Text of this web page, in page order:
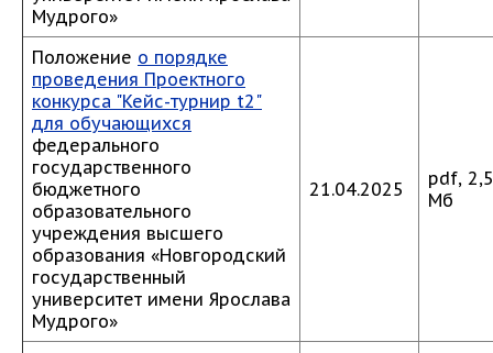
Мудрого»
Положение о порядке
проведения Проектного
конкурса "Кейс-турнир t2"
для обучающихся
федерального
государственного
бюджетного
образовательного
учреждения высшего
образования «Новгородский
государственный
университет имени Ярослава
Мудрого»
21.04.2025
pdf, 2,5
Мб